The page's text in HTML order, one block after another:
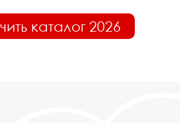
каталог 2026